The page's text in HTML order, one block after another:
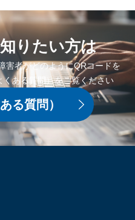
知りたい方は
害者がどのようにQRコードを
ある質問）をご覧ください
る質問）